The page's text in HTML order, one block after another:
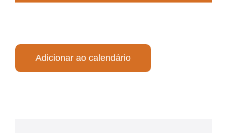
Adicionar ao calendário